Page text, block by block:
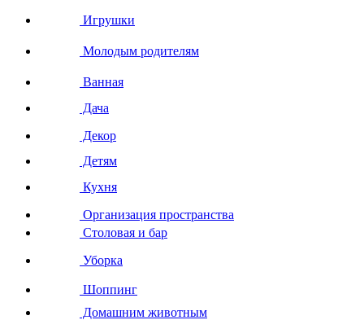
Игрушки
Молодым родителям
Ванная
Дача
Декор
Детям
Кухня
Организация пространства
Столовая и бар
Уборка
Шоппинг
Домашним животным